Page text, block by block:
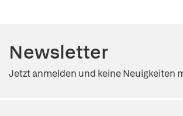
Newsletter
Jetzt anmelden und keine Neuigkeiten